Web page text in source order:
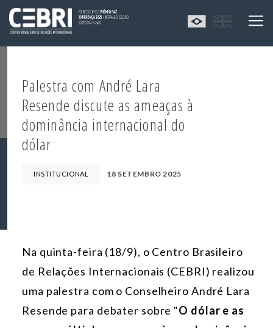
Palestra com André Lara
Resende discute as ameaças à
dominância internacional do
dólar
INSTITUCIONAL 18 SETEMBRO 2025
Na quinta-feira (18/9), o Centro Brasileiro
de Relações Internacionais (CEBRI) realizou
uma palestra com o Conselheiro André Lara
Resende para debater sobre "O dólar e as